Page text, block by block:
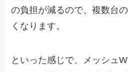
の負担が減るので、複数台
くなります。
といった感じで、メッシュ